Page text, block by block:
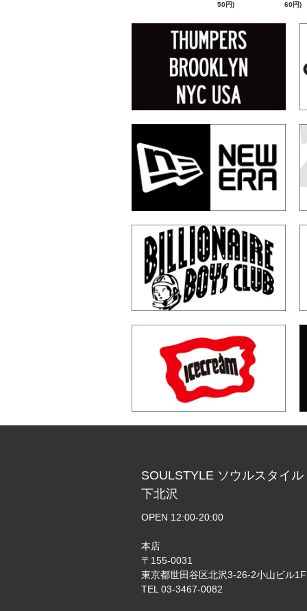
50円)
60円)
SOULSTYLE ソウルスタイル
下北沢
OPEN 12:00-20:00
本店
〒155-0031
東京都世田谷区北沢3-26-2小山ビル1F
TEL 03-3467-0082